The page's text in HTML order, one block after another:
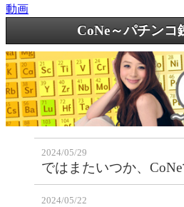
動画
CoNe～パチンコ
2024/05/29
ではまたいつか、
2024/05/22